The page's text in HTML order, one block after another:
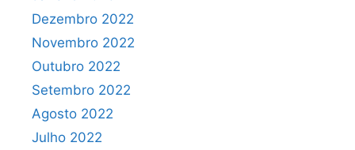
Dezembro 2022
Novembro 2022
Outubro 2022
Setembro 2022
Agosto 2022
Julho 2022